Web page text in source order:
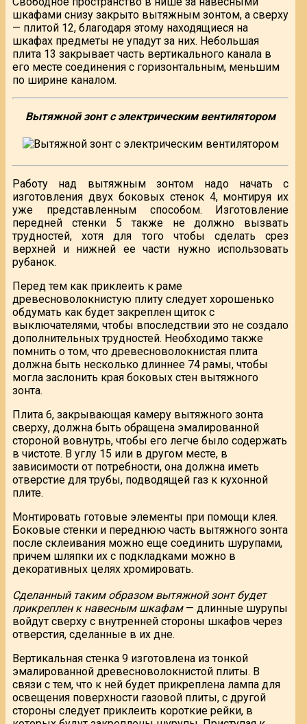
шкафами снизу закрыто вытяжным зонтом, а сверху
— плитой 12, благодаря этому находящиеся на
шкафах предметы не упадут за них. Небольшая
плита 13 закрывает часть вертикального канала в
его месте соединения с горизонтальным, меньшим
по ширине каналом.
Вытяжной зонт с электрическим вентилятором
Работу над вытяжным зонтом надо начать с
изготовления двух боковых стенок 4, монтируя их
уже представленным способом. Изготовление
передней стенки 5 также не должно вызвать
трудностей, хотя для того чтобы сделать срез
верхней и нижней ее части нужно использовать
рубанок.
Перед тем как приклеить к раме
древесноволокнистую плиту следует хорошенько
обдумать как будет закреплен щиток с
выключателями, чтобы впоследствии это не создало
дополнительных трудностей. Необходимо также
помнить о том, что древесноволокнистая плита
должна быть несколько длиннее 74 рамы, чтобы
могла заслонить края боковых стен вытяжного
зонта.
Плита 6, закрывающая камеру вытяжного зонта
сверху, должна быть обращена эмалированной
стороной вовнутрь, чтобы его легче было содержать
в чистоте. В углу 15 или в другом месте, в
зависимости от потребности, она должна иметь
отверстие для трубы, подводящей газ к кухонной
плите.
Монтировать готовые элементы при помощи клея.
Боковые стенки и переднюю часть вытяжного зонта
после склеивания можно еще соединить шурупами,
причем шляпки их с подкладками можно в
декоративных целях хромировать.
Сделанный таким образом вытяжной зонт будет
прикреплен к навесным шкафам— длинные шурупы
войдут сверху с внутренней стороны шкафов через
отверстия, сделанные в их дне.
Вертикальная стенка 9 изготовлена из тонкой
эмалированной древесноволокнистой плиты. В
связи с тем, что к ней будет прикреплена лампа для
освещения поверхности газовой плиты, с другой
стороны следует приклеить короткие рейки, в